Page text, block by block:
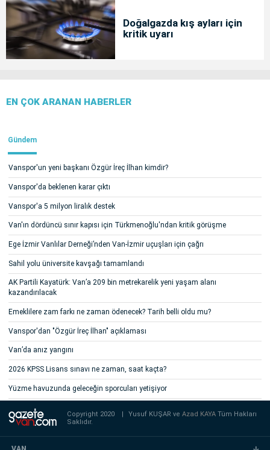
Doğalgazda kış ayları için
kritik uyarı
EN ÇOK ARANAN HABERLER
Gündem
Vanspor'un yeni başkanı Özgür İreç İlhan kimdir?
Vanspor'da beklenen karar çıktı
Vanspor'a 5 milyon liralık destek
Van'ın dördüncü sınır kapısı için Türkmenoğlu'ndan kritik görüşme
Ege İzmir Vanlılar Derneği’nden Van-İzmir uçuşları için çağrı
Sahil yolu üniversite kavşağı tamamlandı
AK Partili Kayatürk: Van’a 209 bin metrekarelik yeni yaşam alanı
kazandırılacak
Emeklilere zam farkı ne zaman ödenecek? Tarih belli oldu mu?
Vanspor'dan "Özgür İreç İlhan" açıklaması
Van’da anız yangını
2026 KPSS Lisans sınavı ne zaman, saat kaçta?
Yüzme havuzunda geleceğin sporcuları yetişiyor
Copyright 2020 Yusuf KUŞAR veAzad KAYATüm Hakları
Saklıdır.